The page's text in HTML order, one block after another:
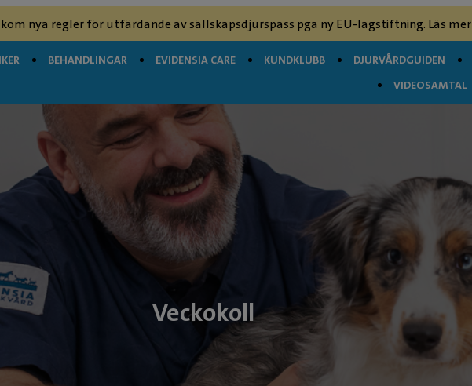
nya regler för utfärdande av sällskapsdjurspass pga ny EU-lagstiftning. Läs mer
BEHANDLINGAR EVIDENSIA CARE KUNDKLUBB DJURVÅRDGUIDEN
VIDEOSAMTAL
Veckokoll